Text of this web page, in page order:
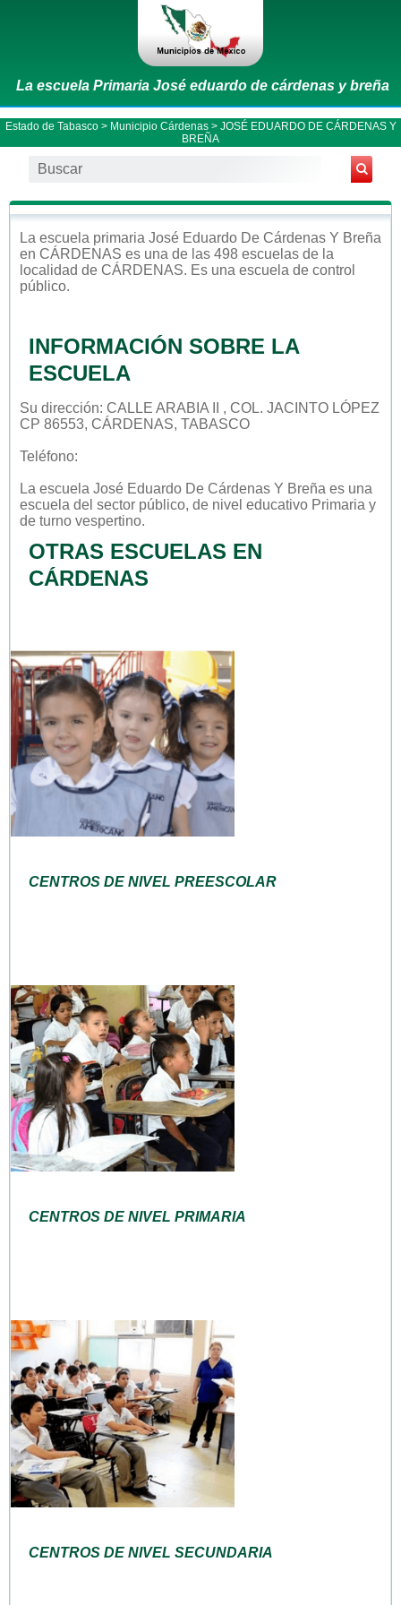
La escuela Primaria José eduardo de cárdenas y breña
Estado de Tabasco> Municipio Cárdenas> JOSÉ EDUARDO DE CÁRDENAS Y
BREÑA
La escuela primaria José Eduardo De Cárdenas Y Breña
en CÁRDENAS es una de las 498 escuelas de la
localidad de CÁRDENAS. Es una escuela de control
público.
INFORMACIÓN SOBRE LA
ESCUELA
Su dirección: CALLE ARABIA II , COL. JACINTO LÓPEZ
CP 86553, CÁRDENAS, TABASCO
Teléfono:
La escuela José Eduardo De Cárdenas Y Breña es una
escuela del sector público, de nivel educativo Primaria y
de turno vespertino.
OTRAS ESCUELAS EN
CÁRDENAS
CENTROS DE NIVEL PREESCOLAR
CENTROS DE NIVEL PRIMARIA
CENTROS DE NIVEL SECUNDARIA